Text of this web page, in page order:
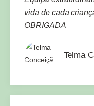
vida de cada
OBRIGADA
Telma